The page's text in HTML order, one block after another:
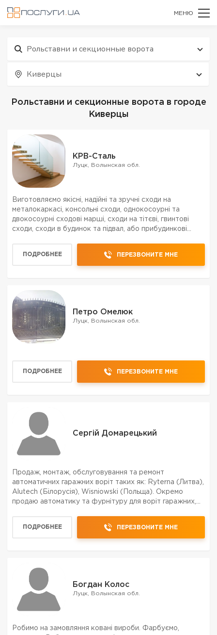
МЕНЮ
Рольставни и секционные ворота
Киверцы
Рольставни и секционные ворота в городе
Киверцы
КРВ-Сталь
Луцк, Волынская обл.
Виготовляємо якісні, надійні та зручні сходи на
металокаркасі, консольні сходи, однокосоурні та
двокосоурні сходові марші, сходи на тітєві, гвинтові
сходи, сходи в будинок та підвал, або прибудинкові
Ва...
ПОДРОБНЕЕ ПЕРЕЗВОНИТЕ МНЕ
Петро Омелюк
Луцк, Волынская обл.
ПОДРОБНЕЕ ПЕРЕЗВОНИТЕ МНЕ
Сергій Домарецький
Продаж, монтаж, обслуговування та ремонт
автоматичних гаражних воріт таких як: Ryterna (Литва),
Alutech (Білорусія), Wisniowski (Польща). Окремо
продаю автоматику та фурнітуру для воріт гаражних,
ПОДРОБНЕЕ ПЕРЕЗВОНИТЕ МНЕ
Богдан Колос
Луцк, Волынская обл.
Робимо на замовляння ковані вироби. Фарбуємо,